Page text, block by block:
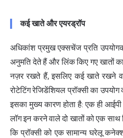
कई खाते और एयरड्रॉप
अधिकांश प्रमुख एक्सचेंज प्रति
अनुमति देते हैं और लिंक किए गए खातों
नज़र रखते हैं, इसलिए कई खाते रखने
रोटेटिंग रेजिडेंशियल प्रॉक्सी का
इसका मुख्य कारण होता है: एक ही
लॉग इन करने वाले दो खातों को एक साथ
कि प्रॉक्सी को एक सामान्य घरेलू